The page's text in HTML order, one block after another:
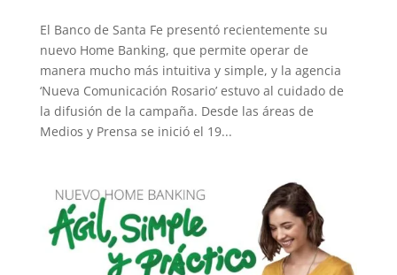
El Banco de Santa Fe presentó recientemente su
nuevo Home Banking, que permite operar de
manera mucho más intuitiva y simple, y la agencia
‘Nueva Comunicación Rosario’ estuvo al cuidado de
la difusión de la campaña. Desde las áreas de
Medios y Prensa se inició el 19...